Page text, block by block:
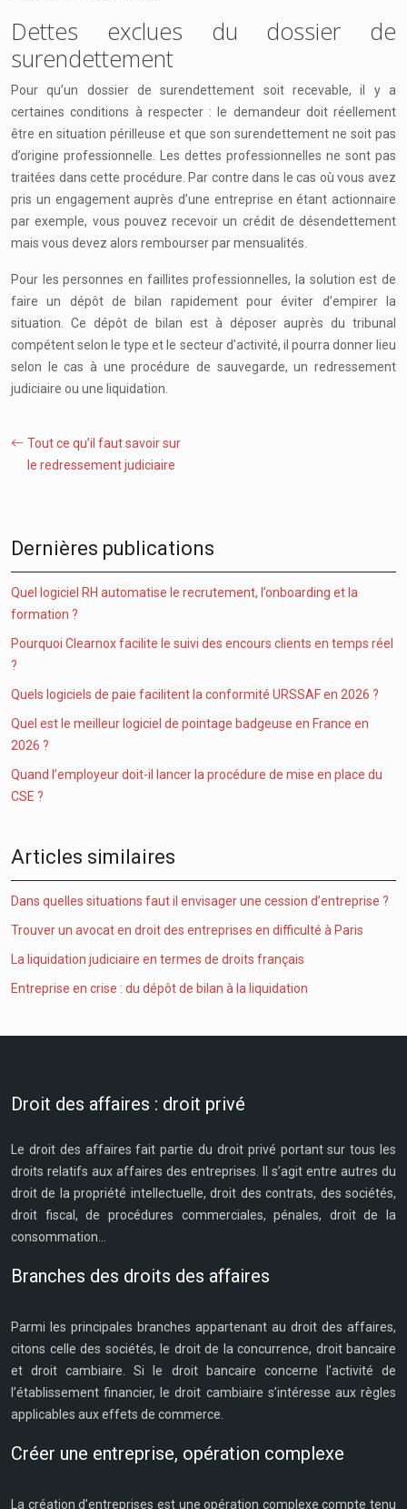
Dettes exclues du dossier de
surendettement
Pour qu’un dossier de surendettement soit recevable, il y a
certaines conditions à respecter : le demandeur doit réellement
être en situation périlleuse et que son surendettement ne soit pas
d’origine professionnelle. Les dettes professionnelles ne sont pas
traitées dans cette procédure. Par contre dans le cas où vous avez
pris un engagement auprès d’une entreprise en étant actionnaire
par exemple, vous pouvez recevoir un crédit de désendettement
mais vous devez alors rembourser par mensualités.
Pour les personnes en faillites professionnelles, la solution est de
faire un dépôt de bilan rapidement pour éviter d’empirer la
situation. Ce dépôt de bilan est à déposer auprès du tribunal
compétent selon le type et le secteur d’activité, il pourra donner lieu
selon le cas à une procédure de sauvegarde, un redressement
judiciaire ou une liquidation.
Tout ce qu’il faut savoir sur
le redressement judiciaire
Dernières publications
Quel logiciel RH automatise le recrutement, l’onboarding et la
formation ?
Pourquoi Clearnox facilite le suivi des encours clients en temps réel
?
Quels logiciels de paie facilitent la conformité URSSAF en 2026 ?
Quel est le meilleur logiciel de pointage badgeuse en France en
2026 ?
Quand l’employeur doit-il lancer la procédure de mise en place du
CSE ?
Articles similaires
Dans quelles situations faut il envisager une cession d’entreprise ?
Trouver un avocat en droit des entreprises en difficulté à Paris
La liquidation judiciaire en termes de droits français
Entreprise en crise : du dépôt de bilan à la liquidation
Droit des affaires : droit privé
Le droit des affaires fait partie du droit privé portant sur tous les
droits relatifs aux affaires des entreprises. Il s’agit entre autres du
droit de la propriété intellectuelle, droit des contrats, des sociétés,
droit fiscal, de procédures commerciales, pénales, droit de la
consommation…
Branches des droits des affaires
Parmi les principales branches appartenant au droit des affaires,
citons celle des sociétés, le droit de la concurrence, droit bancaire
et droit cambiaire. Si le droit bancaire concerne l’activité de
l’établissement financier, le droit cambiaire s’intéresse aux règles
applicables aux effets de commerce.
Créer une entreprise, opération complexe
La création d’entreprises est une opération complexe compte tenu